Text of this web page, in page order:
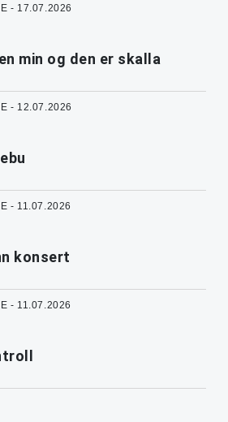
- 17.07.2026
min og den er skalla
- 12.07.2026
- 11.07.2026
konsert
- 11.07.2026